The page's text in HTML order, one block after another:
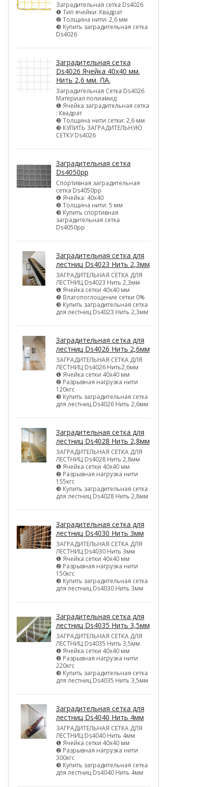
Заградительная сетка Ds4026
❶ Тип ячейки: Квадрат
❷ Толщина нити: 2,6 мм
❸ Купить заградительная сетка
Ds4026
Заградительная сетка
Ds4026 Ячейка 40х40 мм.
Нить 2,6 мм. ПА.
Заградительная Сетка Ds4026
Материал полиамид
❶ Ячейка заградительная сетка
: Квадрат
❷ Толщина нити сетки: 2,6 мм
❸ КУПИТЬ ЗАГРАДИТЕЛЬНУЮ
СЕТКУ Ds4026
Заградительная сетка
Ds4050pp
Спортивная заградительная
сетка Ds4050pp
❶ Ячейка: 40х40
❷ Толщина нити: 5 мм
❸ Купить спортивная
заградительная сетка
Ds4050pp
Заградительная сетка для
лестниц Ds4023 Нить 2,3мм
ЗАГРАДИТЕЛЬНАЯ СЕТКА ДЛЯ
ЛЕСТНИЦ Ds4023 Нить 2,3мм
❶ Ячейка сетки 40х40 мм
❷ Влагопоглощение сетки 0%
❸ Купить заградительная сетка
для лестниц Ds4023 Нить 2,3мм
Заградительная сетка для
лестниц Ds4026 Нить 2,6мм
ЗАГРАДИТЕЛЬНАЯ СЕТКА ДЛЯ
ЛЕСТНИЦ Ds4026 Нить2,6мм
❶ Ячейка сетки 40х40 мм
❷ Разрывная нагрузка нити
120кгс
❸ Купить заградительная сетка
для лестниц Ds4026 Нить 2,6мм
Заградительная сетка для
лестниц Ds4028 Нить 2,8мм
ЗАГРАДИТЕЛЬНАЯ СЕТКА ДЛЯ
ЛЕСТНИЦ Ds4028 Нить 2,8мм
❶ Ячейка сетки 40х40 мм
❷ Разрывная нагрузка нити
155кгс
❸ Купить заградительная сетка
для лестниц Ds4028 Нить 2,8мм
Заградительная сетка для
лестниц Ds4030 Нить 3мм
ЗАГРАДИТЕЛЬНАЯ СЕТКА ДЛЯ
ЛЕСТНИЦ Ds4030 Нить 3мм
❶ Ячейка сетки 40х40 мм
❷ Разрывная нагрузка нити
150кгс
❸ Купить заградительная сетка
для лестниц Ds4030 Нить 3мм
Заградительная сетка для
лестниц Ds4035 Нить 3,5мм
ЗАГРАДИТЕЛЬНАЯ СЕТКА ДЛЯ
ЛЕСТНИЦ Ds4035 Нить 3,5мм
❶ Ячейка сетки 40х40 мм
❷ Разрывная нагрузка нити
220кгс
❸ Купить заградительная сетка
для лестниц Ds4035 Нить 3,5мм
Заградительная сетка для
лестниц Ds4040 Нить 4мм
ЗАГРАДИТЕЛЬНАЯ СЕТКА ДЛЯ
ЛЕСТНИЦ Ds4040 Нить 4мм
❶ Ячейка сетки 40х40 мм
❷ Разрывная нагрузка нити
300кгс
❸ Купить заградительная сетка
для лестниц Ds4040 Нить 4мм